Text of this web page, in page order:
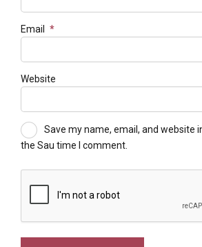
Email *
Website
Save my name, email, and website
the Sau time I comment.